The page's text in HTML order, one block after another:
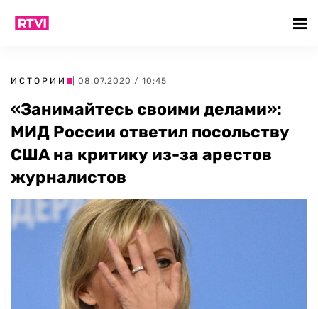
ИСТОРИИ | 08.07.2020 / 10:45
«Занимайтесь своими делами»:
МИД России ответил посольству
США на критику из-за арестов
журналистов